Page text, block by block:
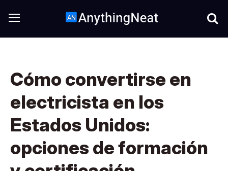
Cómo convertirse en
electricista en los
Estados Unidos:
opciones de formación